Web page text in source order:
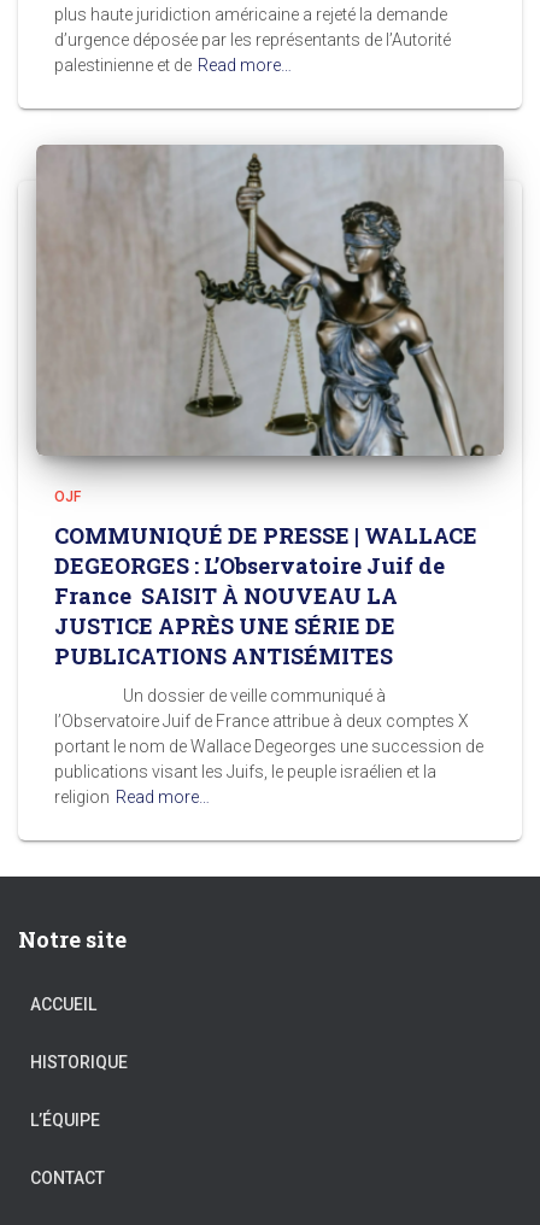
plus haute juridiction américaine a rejeté la demande
d’urgence déposée par les représentants de l’Autorité
palestinienne et de Read more…
OJF
COMMUNIQUÉ DE PRESSE | WALLACE
DEGEORGES : L’Observatoire Juif de
France SAISIT À NOUVEAU LA
JUSTICE APRÈS UNE SÉRIE DE
PUBLICATIONS ANTISÉMITES
Un dossier de veille communiqué à
l’Observatoire Juif de France attribue à deux comptes X
portant le nom de Wallace Degeorges une succession de
publications visant les Juifs, le peuple israélien et la
religion Read more…
Notre site
ACCUEIL
HISTORIQUE
L’ÉQUIPE
CONTACT